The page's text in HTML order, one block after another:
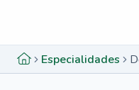
Especialidades